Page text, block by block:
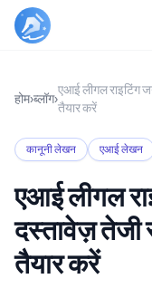
होम›ब्लॉग›
एआई लीगल राइटिंग
तैयार करें
कानूनी लेखन एआई लेखन
एआई लीगल
दस्तावेज़ तेजी
तैयार करें